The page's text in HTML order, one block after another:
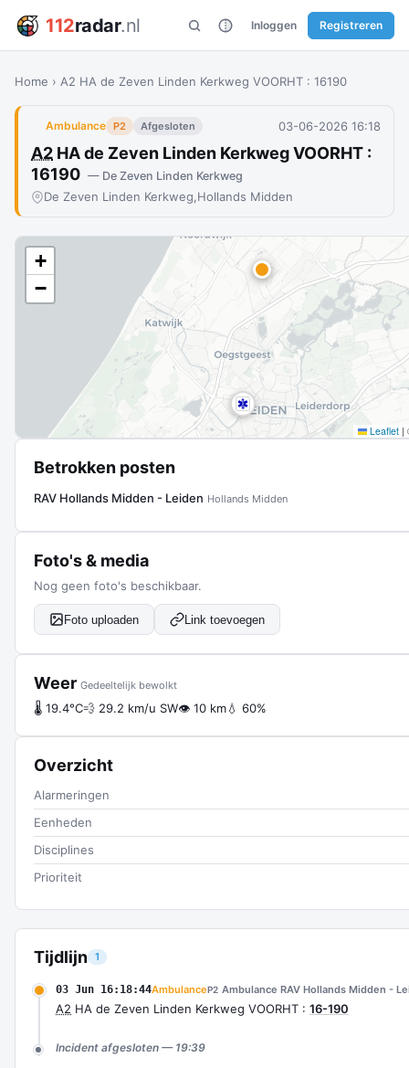
112radar.nl Inloggen Registreren
Home › A2 HA de Zeven Linden Kerkweg VOORHT : 16190
Ambulance P2 Afgesloten 03-06-2026 16:18
A2 HA de Zeven Linden Kerkweg VOORHT :
16190 — De Zeven Linden Kerkweg
De Zeven Linden Kerkweg,Hollands Midden
Tijdlijn 1
03 Jun 16:18:44AmbulanceP2 Ambulance RAV Hollands Midden -
A2 HA de Zeven Linden Kerkweg VOORHT : 16-190
Incident afgesloten — 19:39
+
−
Leaflet |
Betrokken posten
RAV Hollands Midden - Leiden Hollands Midden
Foto's & media
Nog geen foto's beschikbaar.
Foto uploaden Link toevoegen
Weer Gedeeltelijk bewolkt
🌡 19.4°C💨 29.2 km/u SW👁 10 km💧 60%
Overzicht
Alarmeringen
Eenheden
Disciplines
Prioriteit